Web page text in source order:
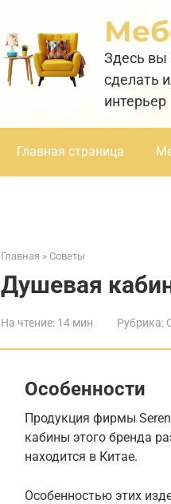
Здесь вы
сделать
интерьер
Главная страница
Главная » Советы
Душевая
На чтение: 14 мин Рубрика:
Особенности
Продукция фирмы
кабины этого бренда
находится в Китае.
Особенностью этих